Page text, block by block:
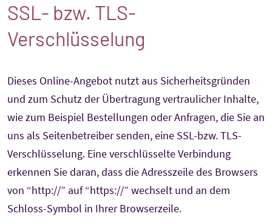
SSL- bzw. TLS-
Verschlüsselung
Dieses Online-Angebot nutzt aus Sicherheitsgründen
und zum Schutz der Übertragung vertraulicher Inhalte,
wie zum Beispiel Bestellungen oder Anfragen, die Sie an
uns als Seitenbetreiber senden, eine SSL-bzw. TLS-
Verschlüsselung. Eine verschlüsselte Verbindung
erkennen Sie daran, dass die Adresszeile des Browsers
von “http://” auf “https://” wechselt und an dem
Schloss-Symbol in Ihrer Browserzeile.